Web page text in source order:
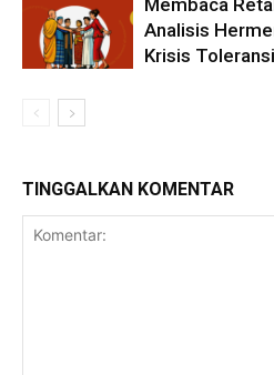
Membaca
Analisis
Krisis
TINGGALKAN KOMENTAR